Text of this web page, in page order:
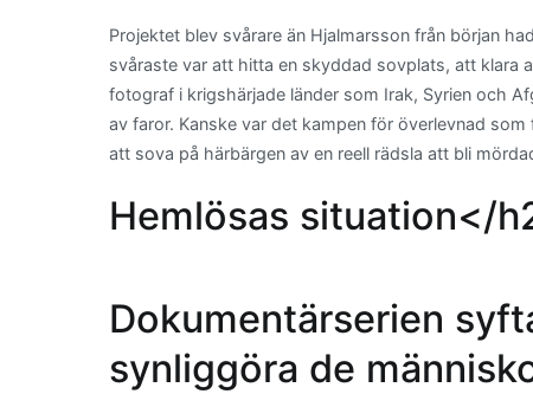
Projektet blev svårare än Hjalmarsson från början
svåraste var att hitta en skyddad sovplats, att klara
fotograf i krigshärjade länder som Irak, Syrien och
av faror. Kanske var det kampen för överlevnad
att sova på härbärgen av en reell rädsla att bli
Hemlösas situation</
Dokumentärserien
synliggöra de